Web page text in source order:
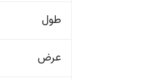
طول
عرض